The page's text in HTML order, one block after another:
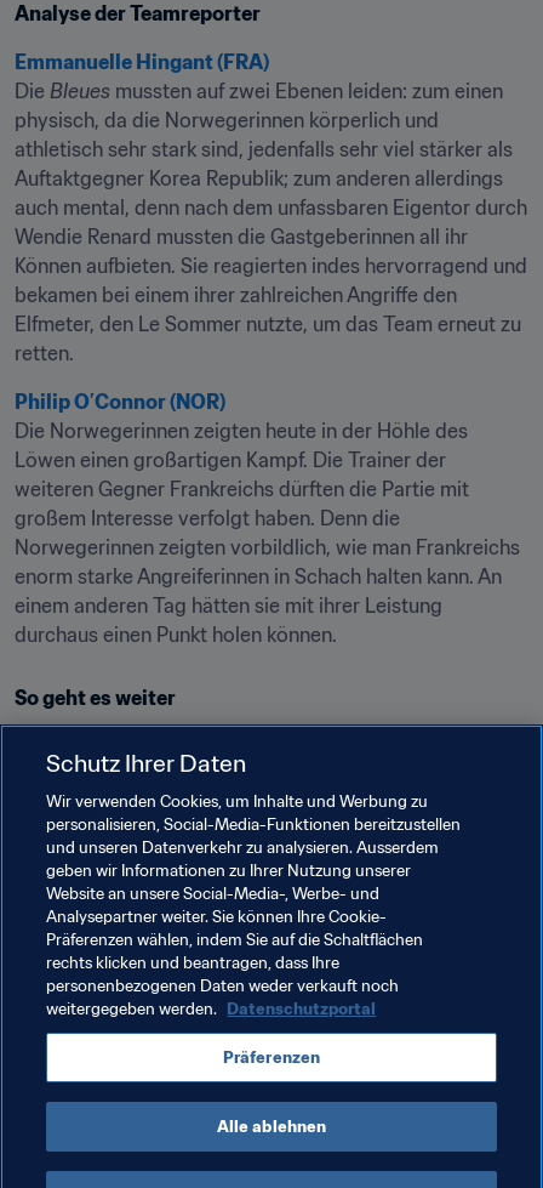
Analyse der Teamreporter
Emmanuelle Hingant (FRA)
Die Bleues mussten auf zwei Ebenen leiden: zum einen
physisch, da die Norwegerinnen körperlich und
athletisch sehr stark sind, jedenfalls sehr viel stärker als
Auftaktgegner Korea Republik; zum anderen allerdings
auch mental, denn nach dem unfassbaren Eigentor durch
Wendie Renard mussten die Gastgeberinnen all ihr
Können aufbieten. Sie reagierten indes hervorragend und
bekamen bei einem ihrer zahlreichen Angriffe den
Elfmeter, den Le Sommer nutzte, um das Team erneut zu
retten.
Philip O’Connor (NOR)
Die Norwegerinnen zeigten heute in der Höhle des
Löwen einen großartigen Kampf. Die Trainer der
weiteren Gegner Frankreichs dürften die Partie mit
großem Interesse verfolgt haben. Denn die
Norwegerinnen zeigten vorbildlich, wie man Frankreichs
enorm starke Angreiferinnen in Schach halten kann. An
einem anderen Tag hätten sie mit ihrer Leistung
durchaus einen Punkt holen können.
So geht es weiter
Australien – Brasilien,
Südafrika – China VR, Gruppe B, Paris, 21:00 Uhr
Die FIFA Frauen-Weltmeisterschaft™ verfolgen
Die FIFA Frauen-WM 2019 auf Twitter | Facebook
Instagram
Verwandte Themen
FIFA Frauen-Weltmeisterschaft Frankreich 2019
Schutz Ihrer Daten
Wir verwenden Cookies, um Inhalte und Werbung zu
personalisieren, Social-Media-Funktionen bereitzustellen
und unseren Datenverkehr zu analysieren. Ausserdem
geben wir Informationen zu Ihrer Nutzung unserer
Website an unsere Social-Media-, Werbe- und
Analysepartner weiter. Sie können Ihre Cookie-
Präferenzen wählen, indem Sie auf die Schaltflächen
rechts klicken und beantragen, dass Ihre
personenbezogenen Daten weder verkauft noch
weitergegeben werden. Datenschutzportal
Präferenzen
Alle ablehnen